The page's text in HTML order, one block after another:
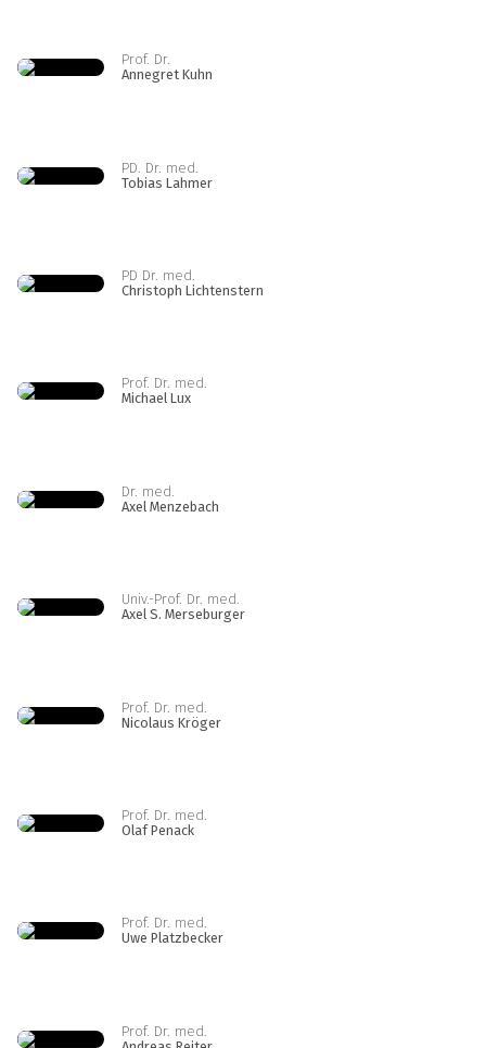
Prof. Dr.
Annegret Kuhn
PD. Dr. med.
Tobias Lahmer
PD Dr. med.
Christoph Lichtenstern
Prof. Dr. med.
Michael Lux
Dr. med.
Axel Menzebach
Univ.-Prof. Dr. med.
Axel S. Merseburger
Prof. Dr. med.
Nicolaus Kröger
Prof. Dr. med.
Olaf Penack
Prof. Dr. med.
Uwe Platzbecker
Prof. Dr. med.